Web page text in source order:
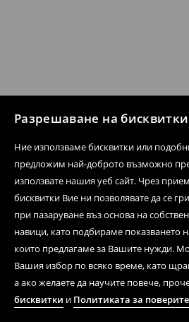
Разрешаване на бисквитки
Ние използваме бисквитки или
предложим най-доброто възможно
използвате нашия уеб сайт. Чрез
бисквитки Вие ни позволявате да се
при пазаруване въз основа на
навици, като подбираме показването
които предлагаме за Вашите нужди.
Вашия избор по всяко време, като
а ако желаете да научите повече,
бисквитки и Политиката за